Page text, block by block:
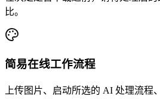
比。
简易在线工作流程
上传图片、启动所选的 AI 处理流程